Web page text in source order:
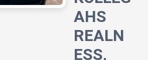
AHS
REALN
ESS,